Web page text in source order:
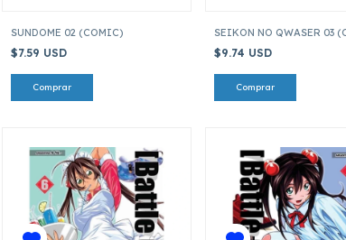
SUNDOME 02 (COMIC)
$7.59 USD
SEIKON NO QWASER 03
$9.74 USD